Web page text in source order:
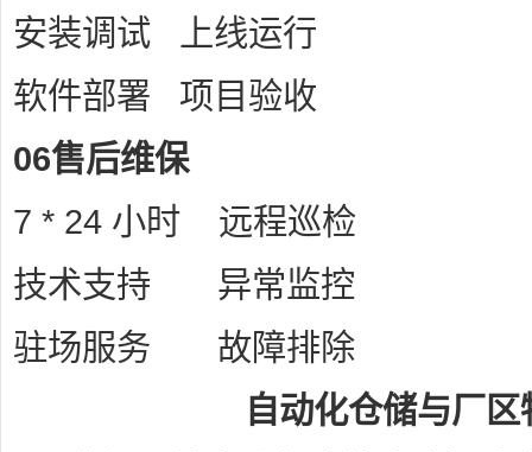
安装调试 上线运行
软件部署 项目验收
06售后维保
7 * 24 小时 远程巡检
技术支持 异常监控
驻场服务 故障排除
自动化仓储与厂